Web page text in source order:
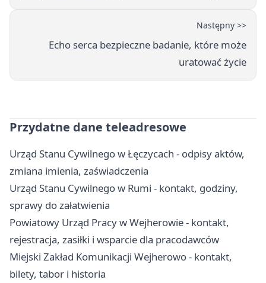
Następny >>
Echo serca bezpieczne badanie, które może
uratować życie
Przydatne dane teleadresowe
Urząd Stanu Cywilnego w Łęczycach - odpisy aktów,
zmiana imienia, zaświadczenia
Urząd Stanu Cywilnego w Rumi - kontakt, godziny,
sprawy do załatwienia
Powiatowy Urząd Pracy w Wejherowie - kontakt,
rejestracja, zasiłki i wsparcie dla pracodawców
Miejski Zakład Komunikacji Wejherowo - kontakt,
bilety, tabor i historia